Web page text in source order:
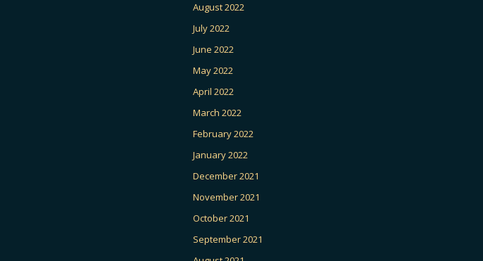
August 2022
July 2022
June 2022
May 2022
April 2022
March 2022
February 2022
January 2022
December 2021
November 2021
October 2021
September 2021